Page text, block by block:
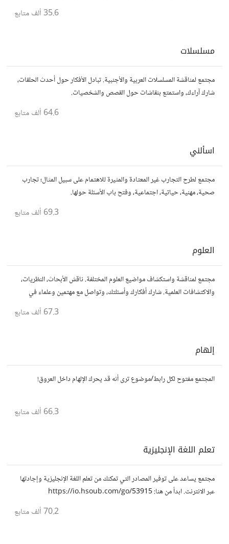
35.6 ألف متابع
مسلسلات
مجتمع لمناقشة المسلسلات العربية والأجنبية. تبادل الأفكار حول أحدث الحلقات،
شارك آراءك، واستمتع بنقاشات حول القصص والشخصيات.
64.6 ألف متابع
اسألني
مجتمع لطرح التجارب غير المعتادة والمثيرة للاهتمام على سبيل المثال؛ تجارب
صحية، مهنية، حياتية، اجتماعية، وفتح باب الأسئلة حولها.
69.3 ألف متابع
العلوم
مجتمع لمناقشة واستكشاف مواضيع العلوم المختلفة. ناقش الأبحاث، النظريات،
والاكتشافات العلمية. شارك أفكارك وأسئلتك، وتواصل مع مهتمين وعلماء في
67.3 ألف متابع
إلهام
المجتمع مفتوح لكل رابط/موضوع ترى أنه قد يحرك الإلهام داخل العروق!
66.3 ألف متابع
تعلم اللغة الإنجليزية
مجتمع يساعد على توفير المصادر التي تمكنك من تعلم اللغة الإنجليزية وإجادتها
عبر الانترنت. ابدأ من هنا: https://io.hsoub.com/go/53915
70.2 ألف متابع